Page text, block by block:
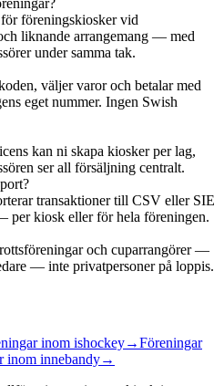
för föreningskiosker vid
liknande arrangemang — med
under samma tak.
väljer varor och betalar med
eget nummer. Ingen Swish
kan ni skapa kiosker per lag,
ser all försäljning centralt.
transaktioner till CSV eller SIE
per kiosk eller för hela föreningen.
och cuparrangörer —
— inte privatpersoner på loppis.
inom ishockey→Föreningar
inom innebandy→